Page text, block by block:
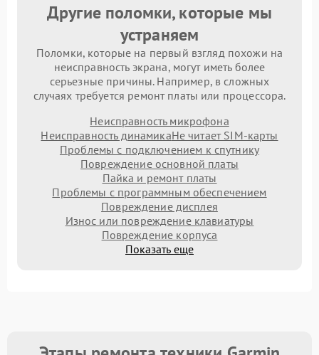
Другие поломки, которые мы
устраняем
Поломки, которые на первый взгляд похожи на
неисправность экрана, могут иметь более
серьезные причины. Например, в сложных
случаях требуется ремонт платы или процессора.
Неисправность микрофона
Неисправность динамикаНе читает SIM-карты
Проблемы с подключением к спутнику
Повреждение основной платы
Пайка и ремонт платы
Проблемы с программным обеспечением
Повреждение дисплея
Износ или повреждение клавиатуры
Повреждение корпуса
Показать еще